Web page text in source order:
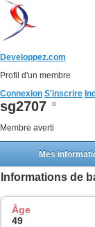
Developpez.com
Profil d'un membre
Connexion S'inscrire
sg2707
Membre averti
Mes
Informations de
Âge
49